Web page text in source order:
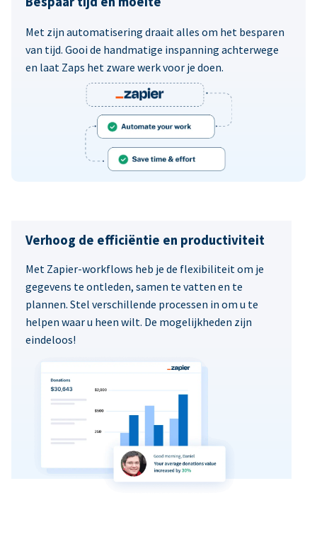
Met zijn automatisering draait alles om het besparen
van tijd. Gooi de handmatige inspanning achterwege
en laat Zaps het zware werk voor je doen.
Verhoog de efficiëntie en productiviteit
Met Zapier-workflows heb je de flexibiliteit om je
gegevens te ontleden, samen te vatten en te
plannen. Stel verschillende processen in om u te
helpen waar u heen wilt. De mogelijkheden zijn
eindeloos!